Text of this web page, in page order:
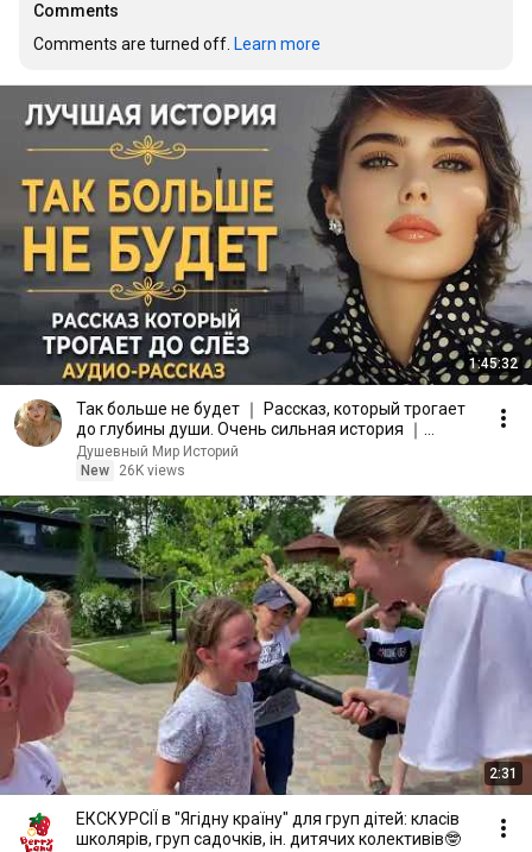
Comments
Comments are turned off. Learn more
1:45:32
Так больше не будет ｜ Рассказ, который трогает
до глубины души. Очень сильная история ｜
Аудиорассказ
Душевный Мир Историй
New
26K views
2:31
ЕКСКУРСІЇ в "Ягідну країну" для груп дітей: класів
школярів, груп садочків, ін. дитячих колективів🤓